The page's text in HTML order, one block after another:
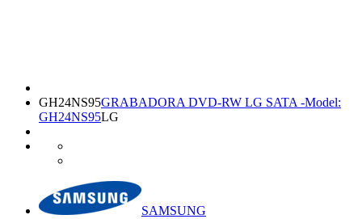
GH24NS95GRABADORA DVD-RW LG SATA -Model:
GH24NS95LG
SAMSUNG